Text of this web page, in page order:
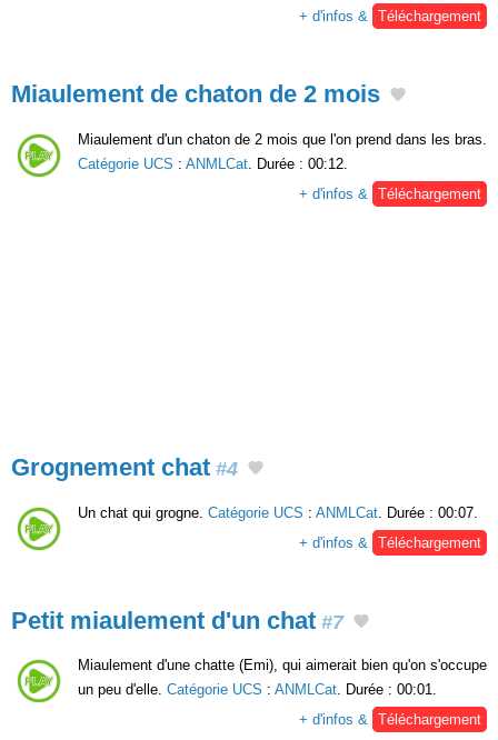
+ d'infos & Téléchargement
Miaulement de chaton de 2 mois
Miaulement d'un chaton de 2 mois que l'on prend dans les bras.
Catégorie UCS : ANMLCat. Durée : 00:12.
+ d'infos & Téléchargement
Grognement chat #4
Un chat qui grogne. Catégorie UCS : ANMLCat . Durée : 00:07.
+ d'infos &
Téléchargement
Petit miaulement d'un chat #7
Miaulement d'une chatte (Emi), qui aimerait bien qu'on s'occupe
un peu d'elle. Catégorie UCS : ANMLCat. Durée : 00:01.
+ d'infos & Téléchargement